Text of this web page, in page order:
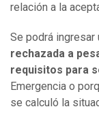
relación a la
Se podrá ingresar
rechazada a
requisitos para
Emergencia o
se calculó la